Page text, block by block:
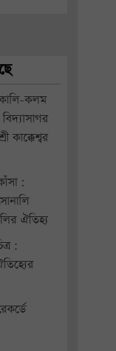
কলম
কাক্কেশ্বর
:
ঐতিহ্য
: